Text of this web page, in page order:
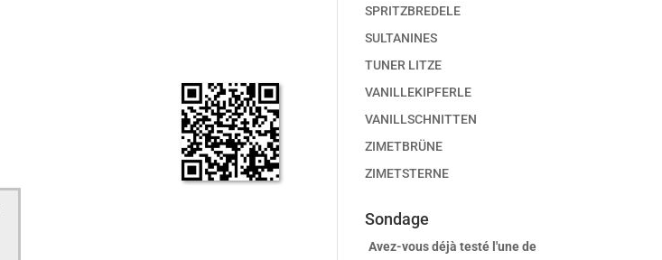
SPRITZBREDELE
SULTANINES
TUNER LITZE
VANILLEKIPFERLE
VANILLSCHNITTEN
ZIMETBRÜNE
ZIMETSTERNE
Sondage
Avez-vous déjà testé l'une de